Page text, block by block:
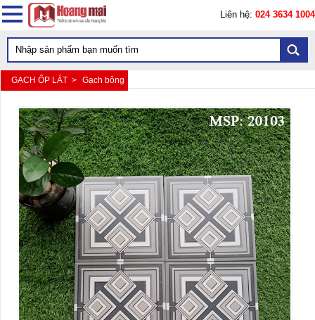
Liên hệ: 024 3634 1004
GẠCH ỐP LÁT > Gạch bông